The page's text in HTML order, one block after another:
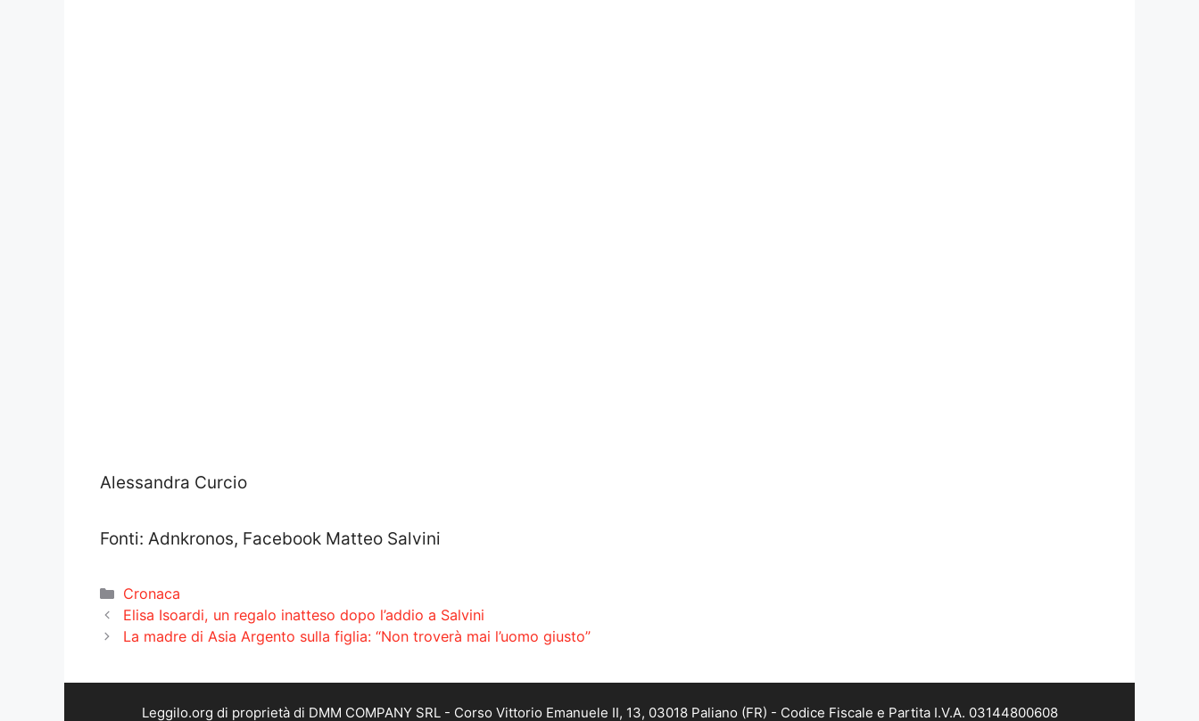
Alessandra Curcio
Fonti: Adnkronos, Facebook Matteo Salvini
Categorie
Cronaca
Elisa Isoardi, un regalo inatteso dopo l’addio a Salvini
La madre di Asia Argento sulla figlia: “Non troverà mai l’uomo giusto”
Leggilo.org di proprietà di DMM COMPANY SRL - Corso Vittorio Emanuele II, 13, 03018 Paliano (FR) - Codice Fiscale e Partita I.V.A. 03144800608